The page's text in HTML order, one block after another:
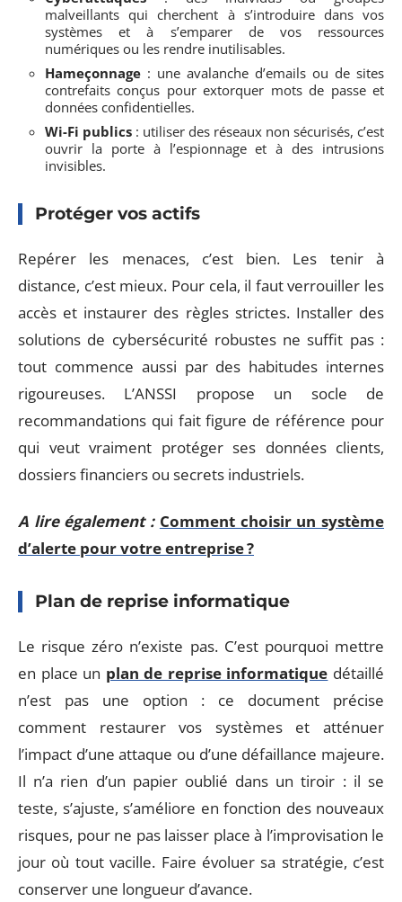
malveillants qui cherchent à s’introduire dans vos
systèmes et à s’emparer de vos ressources
numériques ou les rendre inutilisables.
Hameçonnage : une avalanche d’emails ou de sites
contrefaits conçus pour extorquer mots de passe et
données confidentielles.
Wi-Fi publics : utiliser des réseaux non sécurisés, c’est
ouvrir la porte à l’espionnage et à des intrusions
invisibles.
Protéger vos actifs
Repérer les menaces, c’est bien. Les tenir à
distance, c’est mieux. Pour cela, il faut verrouiller les
accès et instaurer des règles strictes. Installer des
solutions de cybersécurité robustes ne suffit pas :
tout commence aussi par des habitudes internes
rigoureuses. L’ANSSI propose un socle de
recommandations qui fait figure de référence pour
qui veut vraiment protéger ses données clients,
dossiers financiers ou secrets industriels.
A lire également : Comment choisir un système
d’alerte pour votre entreprise ?
Plan de reprise informatique
Le risque zéro n’existe pas. C’est pourquoi mettre
en place un plan de reprise informatique détaillé
n’est pas une option : ce document précise
comment restaurer vos systèmes et atténuer
l’impact d’une attaque ou d’une défaillance majeure.
Il n’a rien d’un papier oublié dans un tiroir : il se
teste, s’ajuste, s’améliore en fonction des nouveaux
risques, pour ne pas laisser place à l’improvisation le
jour où tout vacille. Faire évoluer sa stratégie, c’est
conserver une longueur d’avance.